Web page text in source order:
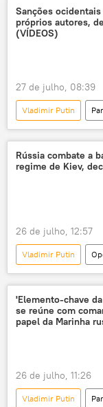
Luiz Inácio Lula da Silva
Rio de Janeiro
Fiocruz
EUA
Tedros Adhanom
Alexandre Padilha
saúde pública
Sanções
próprios autores,
(VÍDEOS)
27 de julho, 08:39
Vladimir Putin
Rússia
Ocidente
Rússia combate a
regime de Kiev,
26 de julho, 12:57
Vladimir Putin
Kiev
operação militar
'Elemento-chave
se reúne com
papel da Marinha
26 de julho, 11:26
Vladimir Putin